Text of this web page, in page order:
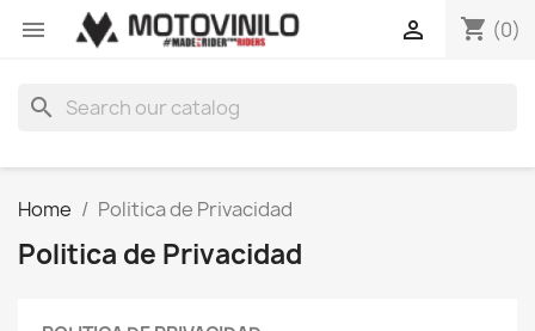
 shopping_cart (0)

search
Home Politica de Privacidad
Politica de Privacidad